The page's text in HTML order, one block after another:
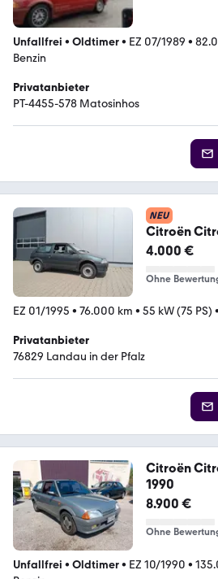
Unfallfrei • Oldtimer• EZ 07/1989 •
Benzin
Privatanbieter
PT-4455-578 Matosinhos
NEU
Citroën
4.000 €
Ohne
EZ 01/1995 • 76.000 km • 55 kW (75 PS) •
Privatanbieter
76829 Landau in der Pfalz
Citroën
1990
8.900 €
Ohne
Unfallfrei • Oldtimer• EZ 10/1990 •